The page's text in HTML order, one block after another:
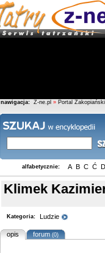
nawigacja: Z-ne.pl » Portal Zakopiański
alfabetycznie: A B C Ć D
Klimek
Kategoria: Ludzie
opis forum(0)